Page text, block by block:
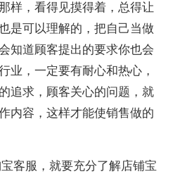
，看得见摸得着，总得让
是可以理解的，把自己当做
知道顾客提出的要求你也会
业，一定要有耐心和热心，
追求，顾客关心的问题，就
内容，这样才能使销售做的
服，就要充分了解店铺宝